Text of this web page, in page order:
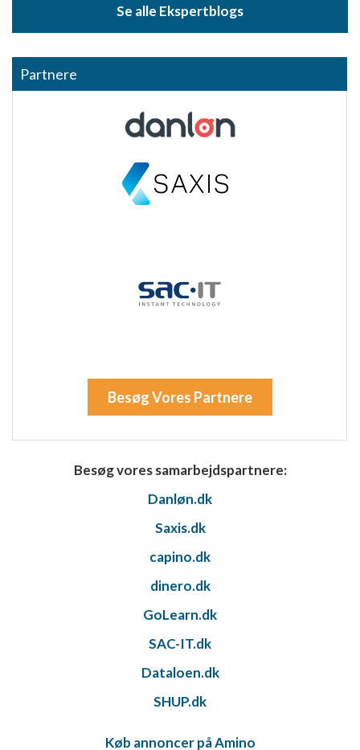
Se alle Ekspertblogs
Partnere
Besøg Vores Partnere
Besøg vores samarbejdspartnere:
Danløn.dk
Saxis.dk
capino.dk
dinero.dk
GoLearn.dk
SAC-IT.dk
Dataloen.dk
SHUP.dk
Køb annoncer på Amino